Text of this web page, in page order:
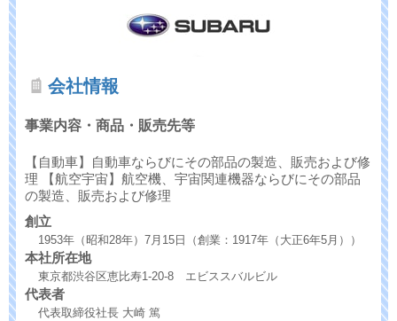
会社情報
事業内容・商品・販売先等
【自動車】自動車ならびにその部品の製造、販売および修
理 【航空宇宙】航空機、宇宙関連機器ならびにその部品
の製造、販売および修理
創立
1953年（昭和28年）7月15日（創業：1917年（大正6年5月））
本社所在地
東京都渋谷区恵比寿1-20-8 エビススバルビル
代表者
代表取締役社長 大崎 篤